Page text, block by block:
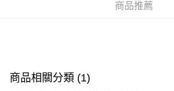
付款後門市自取，訂單確認後2-4個工作天到
商品推薦
商品相關分類 (1)